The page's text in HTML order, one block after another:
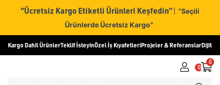
“Ücretsiz Kargo Etiketli Ürünleri Keşfedin” | “Seçili
Ürünlerde Ücretsiz Kargo”
Kargo Dahil ÜrünlerTeklif İsteyinÖzel İş KıyafetleriProjeler & ReferanslarDijital
0
0